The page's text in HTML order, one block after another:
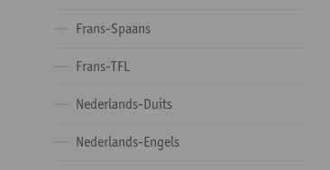
Frans-Spaans
Frans-TFL
Nederlands-Duits
Nederlands-Engels